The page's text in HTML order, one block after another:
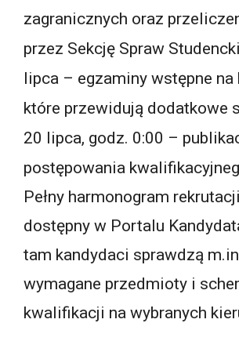
zagranicznych oraz
przez Sekcję Spraw
lipca – egzaminy wstępne na
które przewidują dodatkowe
20 lipca, godz. 0:00 –
postępowania
Pełny harmonogram
dostępny w Portalu
tam kandydaci sprawdzą
wymagane przedmioty i
kwalifikacji na wybranych